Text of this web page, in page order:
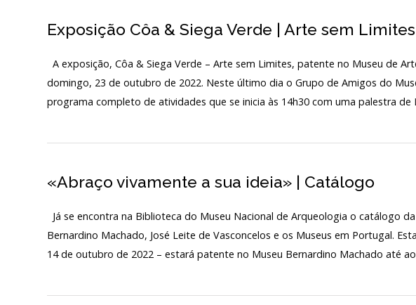
Exposição Côa & Siega Verde | Arte sem Limites
A exposição, Côa & Siega Verde – Arte sem Limites, patente no Museu de
domingo, 23 de outubro de 2022. Neste último dia o Grupo de Amigos do
programa completo de atividades que se inicia às 14h30 com uma palestra de
«Abraço vivamente a sua ideia» | Catálogo
Já se encontra na Biblioteca do Museu Nacional de Arqueologia o catálogo
Bernardino Machado, José Leite de Vasconcelos e os Museus em Portugal.
14 de outubro de 2022 – estará patente no Museu Bernardino Machado até